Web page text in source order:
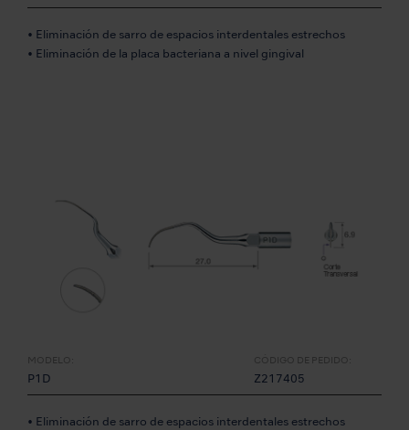
• Eliminación de sarro de espacios interdentales estrechos
• Eliminación de la placa bacteriana a nivel gingival
MODELO:
P1D
CÓDIGO DE PEDIDO:
Z217405
• Eliminación de sarro de espacios interdentales estrechos